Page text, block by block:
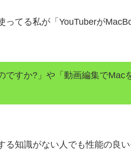
ってる私が「YouTuberが
ですか?」や「動画編集でMac
る知識がない人でも性能の良